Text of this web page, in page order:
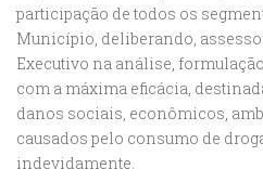
participação de todos os
Município, deliberando,
Executivo na análise,
com a máxima eficácia,
danos sociais, econômicos,
causados pelo consumo de
indevidamente.